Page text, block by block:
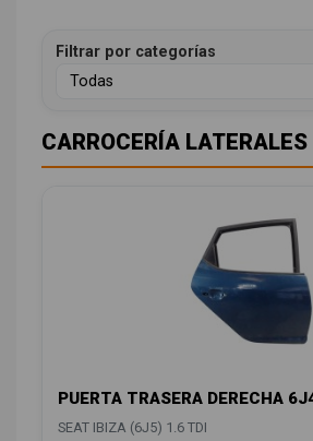
Filtrar por categorías
CARROCERÍA LATERALES
PUERTA TRASERA DERECHA
SEAT IBIZA (6J5) 1.6 TDI